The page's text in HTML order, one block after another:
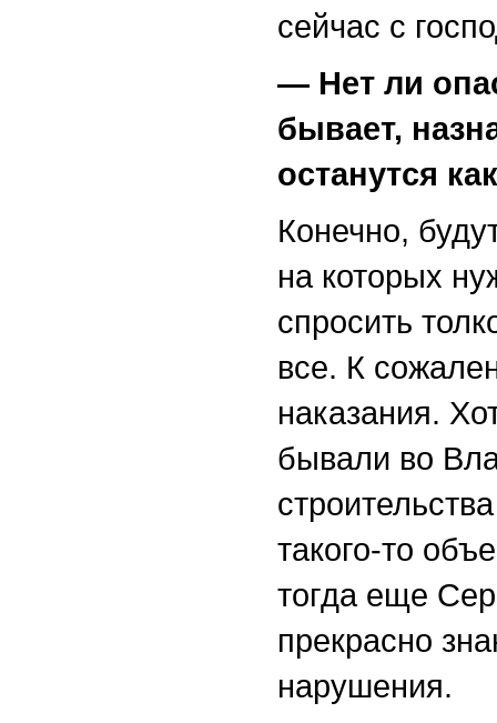
сейчас с
— Нет ли
бывает,
останутся
Конечно,
на которых
спросить
все. К
наказания.
бывали во
такого-то
тогда еще
прекрасно
нарушения.